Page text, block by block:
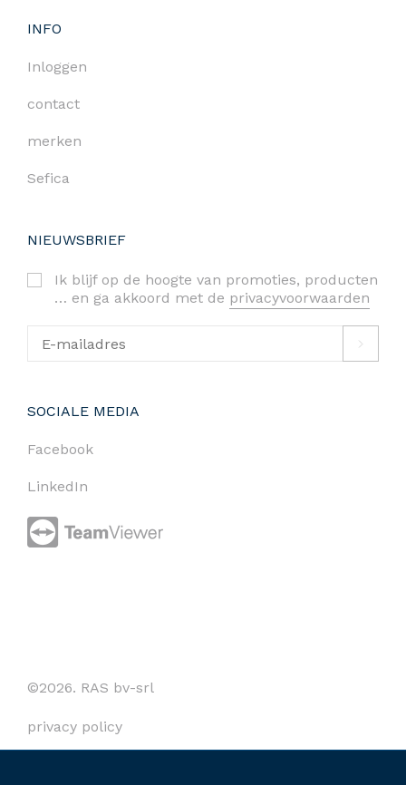
INFO
Inloggen
contact
merken
Sefica
NIEUWSBRIEF
Ik blijf op de hoogte van promoties, producten
… en ga akkoord met de privacyvoorwaarden
SOCIALE MEDIA
Facebook
LinkedIn
©2026. RAS bv-srl
privacy policy